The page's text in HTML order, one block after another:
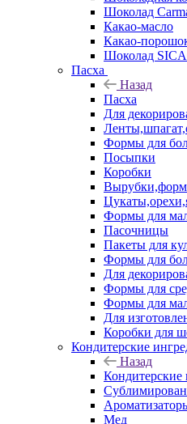
Шоколад
Какао-масло
Какао-
Шоколад
Пасха
Назад
Пасха
Для
Формы для
Посыпки
Коробки
Формы для
Пасочницы
Пакеты для
Формы для
Для
Формы для
Формы для
Для
Коробки для
Кондитерские
Назад
Кондитерские
Мед